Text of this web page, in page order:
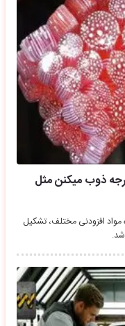
تولید؛ شیشه رو تو دمای 200 درجه ذوب میکنن مثل
افزودنی مختلف، تشکیل